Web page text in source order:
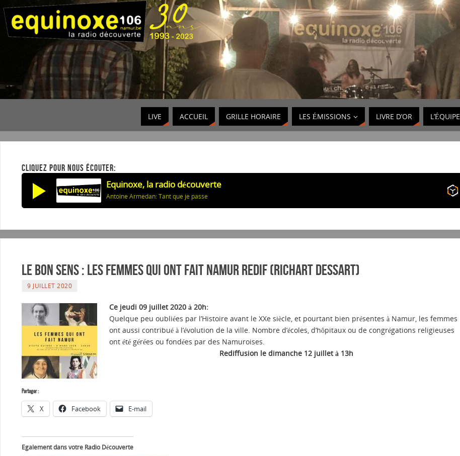
LIVE ACCUEIL GRILLE HORAIRE LES ÉMISSIONS LIVRE D’OR L’ÉQUIPE
CLIQUEZ POUR NOUS ÉCOUTER:
Equinoxe, la radio découverte
Antoine Armedan: Tant que je passe
Le Bon sens : Les femmes qui ont fait Namur REDIF (Richart Dessart)
9 JUILLET 2020
Ce jeudi 09 juillet 2020 à 20h:
Quelque peu oubliées par l’Histoire avant le XXe siècle, et pourtant bien présentes à Namur, les femmes
ont aussi contribué à l’évolution de la ville. Nombre d’écoles, d’hôpitaux ou de congrégations religieuses
ont été gérées ou fondées par des Namuroises.
Rediffusion le dimanche 12 juillet à 13h
Partager :
X Facebook E-mail
Egalement dans votre Radio Découverte